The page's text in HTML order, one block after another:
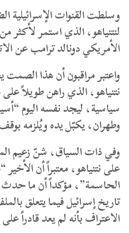
و​سلطت القنوات
الأمريكي دونالد ترامب عن
واعتبر مراقبون أن هذا
نتنياهو، الذي راهن طويلاً
سياسية، ليجد نفسه اليوم
وطهران، يكبّل يده ويُلزمه
وفي ذات السياق، ​شنّ زعيم
على نتنياهو، معتبراً أن
الحاسمة”، مؤكداً أن ما
تاريخ إسرائيل فيما يتعلق
الاعتراف بأنه لم يعد قادراً